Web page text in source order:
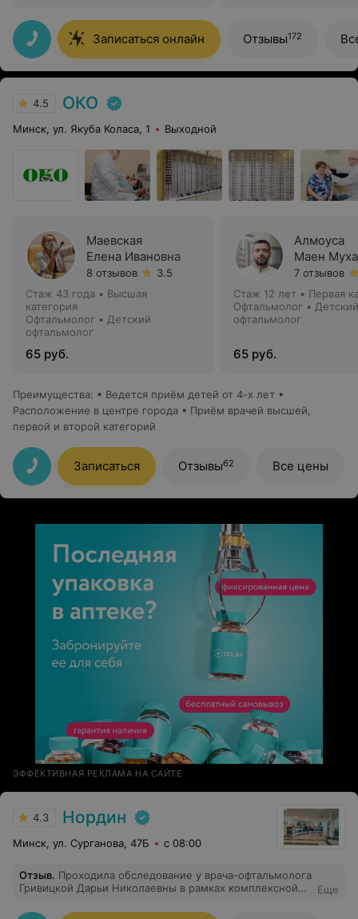
Записаться онлайн Отзывы172
4.5 ОКО
Минск, ул. Якуба Коласа, 1 Выходной
Маевская
Елена Ивановна
8 отзывов
3.5
Стаж 43 года • Высшая
категория
Офтальмолог • Детский
офтальмолог
65 руб.
Алмоуса
Маен
7 отзывов
Стаж 12 лет • Первая
Офтальмолог • Детский
офтальмолог
65 руб.
Преимущества: • Ведется приём детей от 4-х лет •
Расположение в центре города • Приём врачей высшей,
первой и второй категорий
Записаться Отзывы62 Все цены
ЭФФЕКТИВНАЯ РЕКЛАМА НА САЙТЕ
4.3 Нордин
Минск, ул. Сурганова, 47Б с 08:00
Отзыв. Проходила обследование у врача-офтальмолога
Гривицкой Дарьи Николаевны в рамках комплексной
не было, шла исключительно ради планового осмотра.
Еще